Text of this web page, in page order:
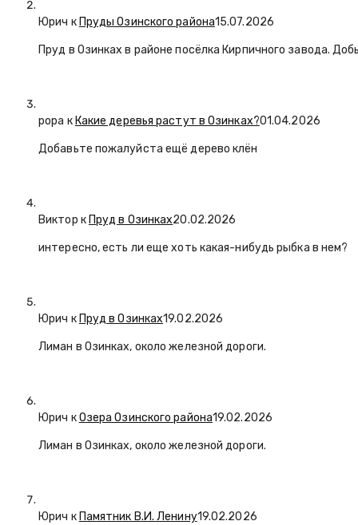
Юрич кПруды Озинского района15.07.2026
Пруд в Озинках в районе посёлка Кирпичного завода.
popa кКакие деревья растут в Озинках?01.04.2026
Добавьте пожалуйста ещё дерево клён
Виктор кПруд в Озинках20.02.2026
интересно, есть ли еще хоть какая-нибудь рыбка в нем?
Юрич кПруд в Озинках19.02.2026
Лиман в Озинках, около железной дороги.
Юрич кОзера Озинского района19.02.2026
Лиман в Озинках, около железной дороги.
Юрич кПамятник В.И. Ленину19.02.2026